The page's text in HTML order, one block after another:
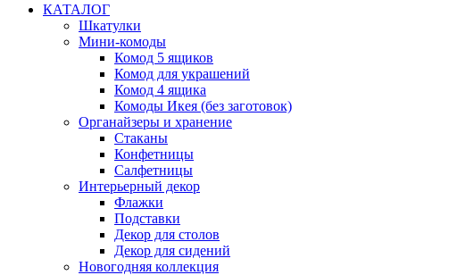
КАТАЛОГ
Шкатулки
Мини-комоды
Комод 5 ящиков
Комод для украшений
Комод 4 ящика
Комоды Икея (без заготовок)
Органайзеры и хранение
Стаканы
Конфетницы
Салфетницы
Интерьерный декор
Флажки
Подставки
Декор для столов
Декор для сидений
Новогодняя коллекция